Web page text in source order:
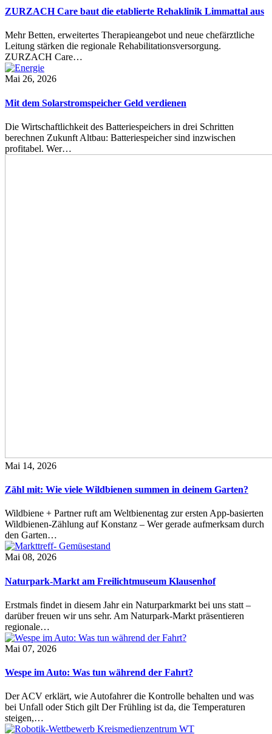
ZURZACH Care baut die etablierte Rehaklinik Limmattal aus
Mehr Betten, erweitertes Therapieangebot und neue chefärztliche
Leitung stärken die regionale Rehabilitationsversorgung.
ZURZACH Care…
Mai 26, 2026
Mit dem Solarstromspeicher Geld verdienen
Die Wirtschaftlichkeit des Batteriespeichers in drei Schritten
berechnen Zukunft Altbau: Batteriespeicher sind inzwischen
profitabel. Wer…
Mai 14, 2026
Zähl mit: Wie viele Wildbienen summen in deinem Garten?
Wildbiene + Partner ruft am Weltbienentag zur ersten App-basierten
Wildbienen-Zählung auf Konstanz – Wer gerade aufmerksam durch
den Garten…
Mai 08, 2026
Naturpark-Markt am Freilichtmuseum Klausenhof
Erstmals findet in diesem Jahr ein Naturparkmarkt bei uns statt –
darüber freuen wir uns sehr. Am Naturpark-Markt präsentieren
regionale…
Mai 07, 2026
Wespe im Auto: Was tun während der Fahrt?
Der ACV erklärt, wie Autofahrer die Kontrolle behalten und was
bei Unfall oder Stich gilt Der Frühling ist da, die Temperaturen
steigen,…